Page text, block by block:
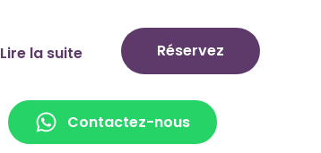
Lire la suite Réservez
Contactez-nous